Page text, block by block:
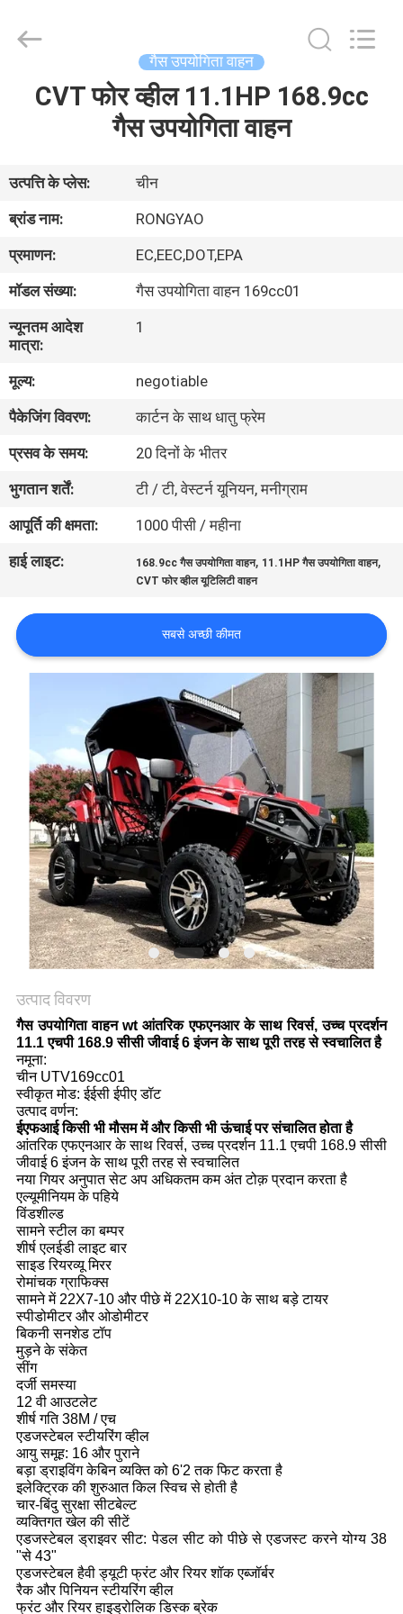
हमारे
बारे
कारखाना
गुणवत्ता
नियंत्रण
संपर्क
करें
उद्धरण
साइटमैप
गोपनीयता
नीति
Vehicle
Co.,Ltd.
गैस उपयोगिता वाहन
CVT फोर व्हील 11.1HP 168.9cc
गैस उपयोगिता वाहन
उत्पत्ति के प्लेस:
चीन
ब्रांड नाम:
RONGYAO
प्रमाणन:
EC,EEC,DOT,EPA
मॉडल संख्या:
गैस उपयोगिता वाहन 169cc01
न्यूनतम आदेश
मात्रा:
1
मूल्य:
negotiable
पैकेजिंग विवरण:
कार्टन के साथ धातु फ्रेम
प्रसव के समय:
20 दिनों के भीतर
भुगतान शर्तें:
टी / टी, वेस्टर्न यूनियन, मनीग्राम
आपूर्ति की क्षमता:
1000 पीसी / महीना
हाई लाइट:
168.9cc गैस उपयोगिता वाहन, 11.1HP गैस उपयोगिता वाहन,
CVT फोर व्हील यूटिलिटी वाहन
सबसे अच्छी कीमत
उत्पाद विवरण
गैस उपयोगिता वाहन wt आंतरिक एफएनआर के साथ रिवर्स, उच्च प्रदर्शन
11.1 एचपी 168.9 सीसी जीवाई 6 इंजन के साथ पूरी तरह से स्वचालित है
नमूना:
चीन UTV169cc01
स्वीकृत मोड: ईईसी ईपीए डॉट
उत्पाद वर्णन:
ईएफआई किसी भी मौसम में और किसी भी ऊंचाई पर संचालित होता है
आंतरिक एफएनआर के साथ रिवर्स, उच्च प्रदर्शन 11.1 एचपी 168.9 सीसी
जीवाई 6 इंजन के साथ पूरी तरह से स्वचालित
नया गियर अनुपात सेट अप अधिकतम कम अंत टोक़ प्रदान करता है
एल्यूमीनियम के पहिये
विंडशील्ड
सामने स्टील का बम्पर
शीर्ष एलईडी लाइट बार
साइड रियरव्यू मिरर
रोमांचक ग्राफिक्स
सामने में 22X7-10 और पीछे में 22X10-10 के साथ बड़े टायर
स्पीडोमीटर और ओडोमीटर
बिकनी सनशेड टॉप
मुड़ने के संकेत
सींग
दर्जी समस्या
12 वी आउटलेट
शीर्ष गति 38M / एच
एडजस्टेबल स्टीयरिंग व्हील
आयु समूह: 16 और पुराने
बड़ा ड्राइविंग केबिन व्यक्ति को 6'2 तक फिट करता है
इलेक्ट्रिक की शुरुआत किल स्विच से होती है
चार-बिंदु सुरक्षा सीटबेल्ट
व्यक्तिगत खेल की सीटें
एडजस्टेबल ड्राइवर सीट: पेडल सीट को पीछे से एडजस्ट करने योग्य 38
"से 43"
एडजस्टेबल हैवी ड्यूटी फ्रंट और रियर शॉक एब्जॉर्बर
रैक और पिनियन स्टीयरिंग व्हील
फ्रंट और रियर हाइड्रोलिक डिस्क ब्रेक